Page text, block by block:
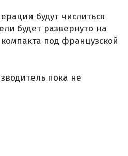
будут числиться
будет развернуто на
под французской
пока не